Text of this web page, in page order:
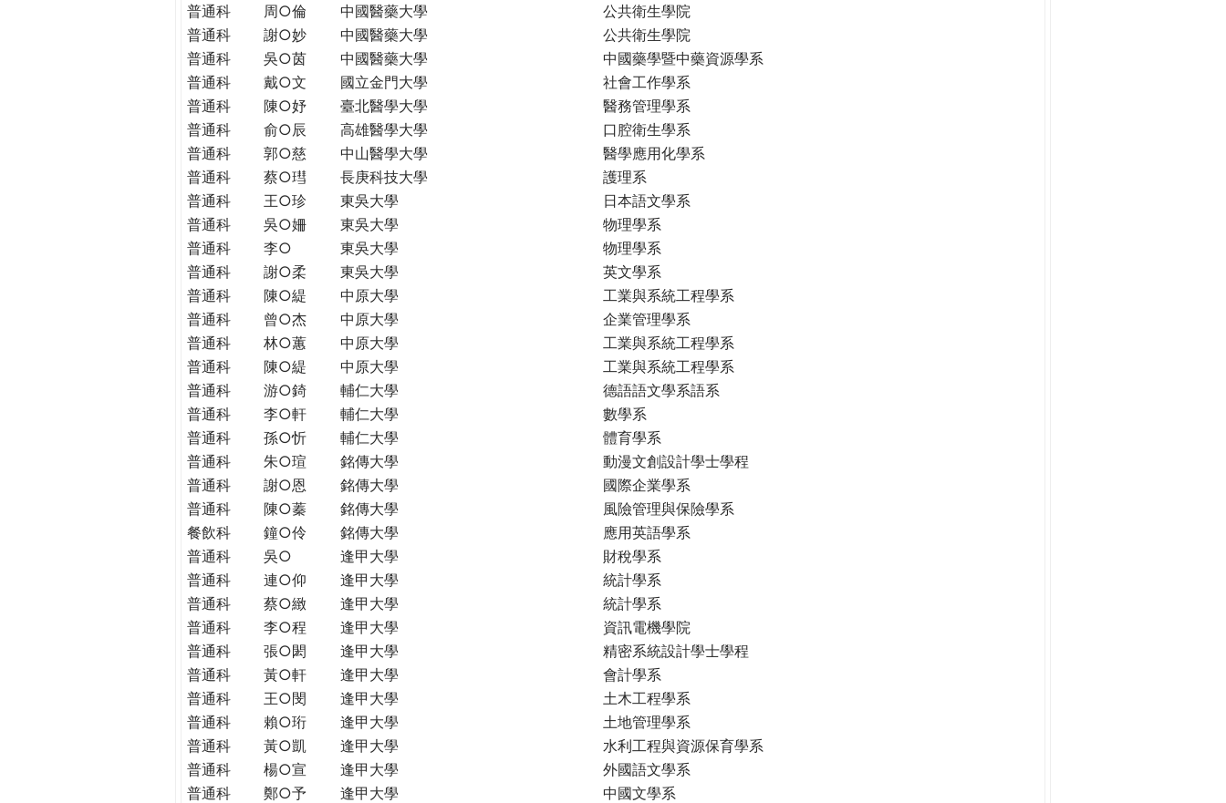
普通科
周○倫 中國醫藥大學
公共衛生學院
普通科
謝○妙 中國醫藥大學
公共衛生學院
普通科
吳○茵 中國醫藥大學
中國藥學暨中藥資源學系
普通科
戴○文 國立金門大學
社會工作學系
普通科
陳○妤 臺北醫學大學
醫務管理學系
普通科
俞○辰 高雄醫學大學
口腔衛生學系
普通科
郭○慈 中山醫學大學
醫學應用化學系
普通科
蔡○㻰 長庚科技大學
護理系
普通科
王○珍 東吳大學
日本語文學系
普通科
吳○姍 東吳大學
物理學系
普通科
李○ 東吳大學
物理學系
普通科
謝○柔 東吳大學
英文學系
普通科
陳○緹 中原大學
工業與系統工程學系
普通科
曾○杰 中原大學
企業管理學系
普通科
林○蕙 中原大學
工業與系統工程學系
普通科
陳○緹 中原大學
工業與系統工程學系
普通科
游○錡 輔仁大學
德語語文學系語系
普通科
李○軒 輔仁大學
數學系
普通科
孫○忻 輔仁大學
體育學系
普通科
朱○瑄 銘傳大學
動漫文創設計學士學程
普通科
謝○恩 銘傳大學
國際企業學系
普通科
陳○蓁 銘傳大學
風險管理與保險學系
餐飲科
鐘○伶 銘傳大學
應用英語學系
普通科
吳○ 逢甲大學
財稅學系
普通科
連○仰 逢甲大學
統計學系
普通科
蔡○緻 逢甲大學
統計學系
普通科
李○程 逢甲大學
資訊電機學院
普通科
張○閎 逢甲大學
精密系統設計學士學程
普通科
黃○軒 逢甲大學
會計學系
普通科
王○閔 逢甲大學
土木工程學系
普通科
賴○珩 逢甲大學
土地管理學系
普通科
黃○凱 逢甲大學
水利工程與資源保育學系
普通科
楊○宣 逢甲大學
外國語文學系
普通科
鄭○予 逢甲大學
中國文學系